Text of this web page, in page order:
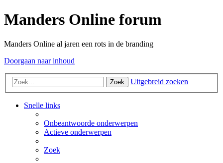
Manders Online forum
Manders Online al jaren een rots in de branding
Doorgaan naar inhoud
Zoek Uitgebreid zoeken
Snelle links
Onbeantwoorde onderwerpen
Actieve onderwerpen
Zoek